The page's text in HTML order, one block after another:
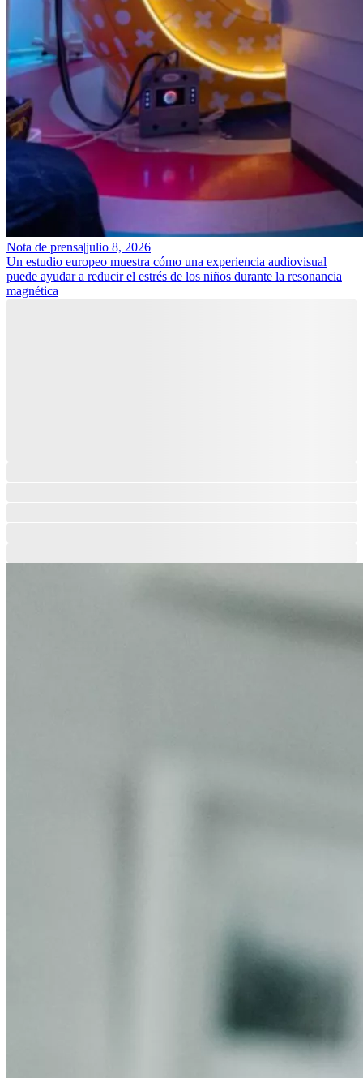
Nota de prensa|julio 8, 2026
Un estudio europeo muestra cómo una experiencia audiovisual
puede ayudar a reducir el estrés de los niños durante la resonancia
magnética